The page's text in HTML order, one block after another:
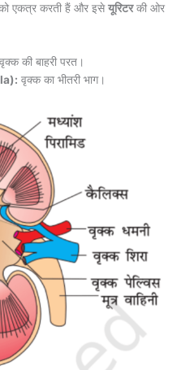
एकत्र करती हैं और इसेयूरिटरकी ओर
वृक्क की बाहरी परत।
वृक्क का भीतरी भाग।